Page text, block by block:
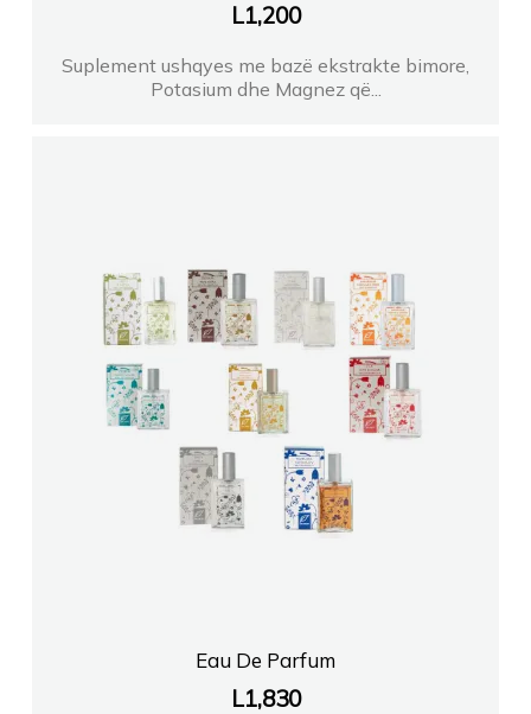
L1,200
Suplement ushqyes me bazë ekstrakte bimore,
Potasium dhe Magnez që...
Eau De Parfum
L1,830